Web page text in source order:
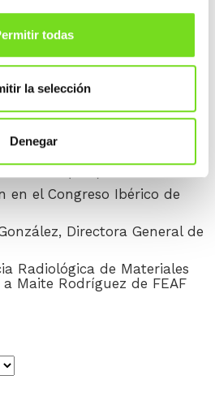
todas
la selección
Denegar
Carrillo, vicepresidente de
Federation (EFF) / Interview
(EFF)
en el Congreso Ibérico de
Directora General de
Radiológica de Materiales
Maite Rodríguez de FEAF